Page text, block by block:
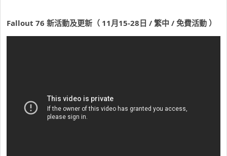
Fallout 76 新活動及更新（ 11月15-28日 / 繁中 / 免費活動 ）